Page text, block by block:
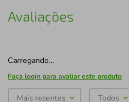
Avaliações
Carregando…
Faça login para avaliar este produto
Mais recentes Todos